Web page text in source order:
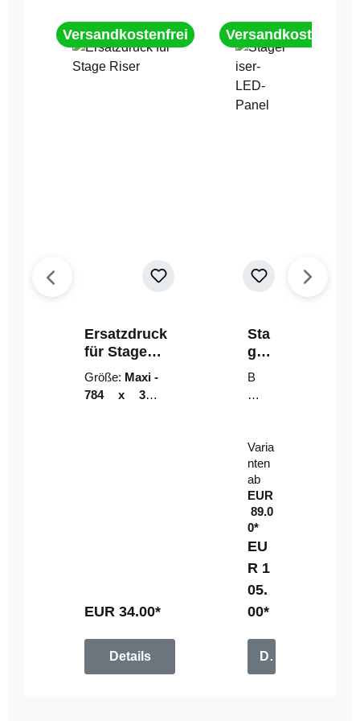
Versandkostenfrei
Ersatzdruck
für Stage
Riser
Größe: Maxi -
784 x 314
EUR 34.00*
Details
Versandkostenfrei
Sta
geri
ser-
LE
D-
el
B
un
mi
t
Fe
rn
be
di
en
u
n
g
Varia
nten
ab
EUR
89.0
0*
EU
R 1
05.
00*
Details